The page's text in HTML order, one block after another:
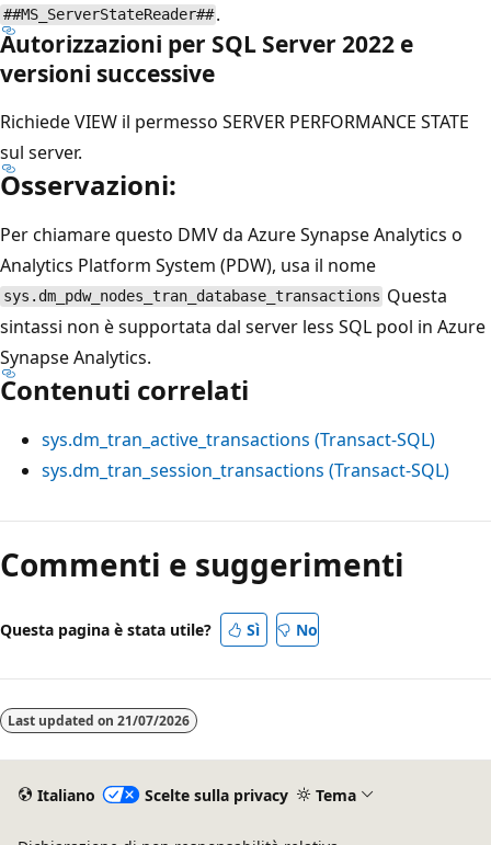
##MS_ServerStateReader## .
Autorizzazioni per SQL Server 2022 e
versioni successive
Richiede VIEW il permesso SERVER PERFORMANCE STATE
sul server.
Osservazioni:
Per chiamare questo DMV da Azure Synapse Analytics o
Analytics Platform System (PDW), usa il nome
sys.dm_pdw_nodes_tran_database_transactions Questa
sintassi non è supportata dal server less SQL pool in Azure
Synapse Analytics.
Contenuti correlati
sys.dm_tran_active_transactions (Transact-SQL)
sys.dm_tran_session_transactions (Transact-SQL)
Commenti e suggerimenti
Questa pagina è stata utile? Sì No
Last updated on 21/07/2026
Italiano Scelte sulla privacy Tema